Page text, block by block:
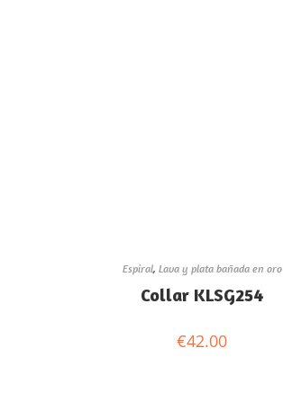
Espiral, Lava y plata bañada en oro
Collar KLSG254
€42.00